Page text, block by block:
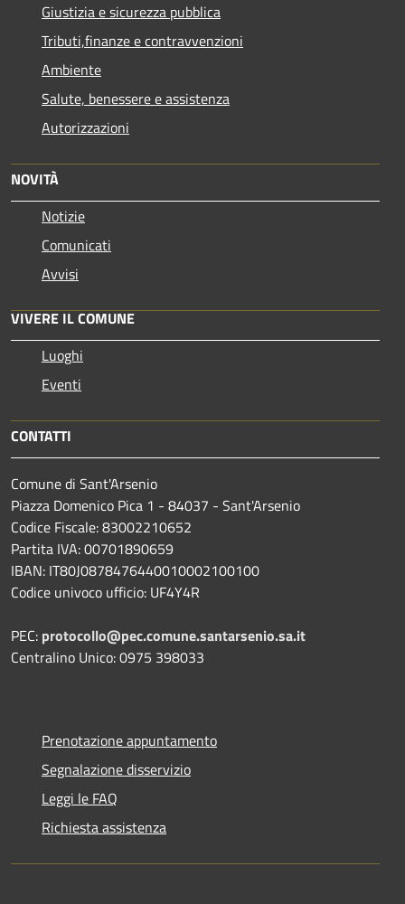
Giustizia e sicurezza pubblica
Tributi,finanze e contravvenzioni
Ambiente
Salute, benessere e assistenza
Autorizzazioni
NOVITÀ
Notizie
Comunicati
Avvisi
VIVERE IL COMUNE
Luoghi
Eventi
CONTATTI
Comune di Sant'Arsenio
Piazza Domenico Pica 1 - 84037 - Sant'Arsenio
Codice Fiscale: 83002210652
Partita IVA: 00701890659
IBAN: IT80J0878476440010002100100
Codice univoco ufficio: UF4Y4R
PEC: protocollo@pec.comune.santarsenio.sa.it
Centralino Unico: 0975 398033
Prenotazione appuntamento
Segnalazione disservizio
Leggi le FAQ
Richiesta assistenza